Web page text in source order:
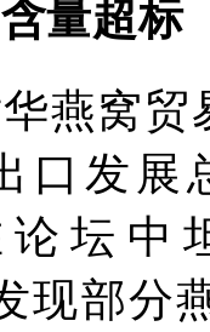
量超标
燕窝
口发展
论坛
发现部